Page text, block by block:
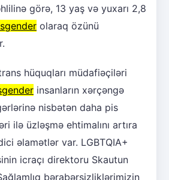
görə, 13 yaş və yuxarı 2,8
olaraq özünü
hüquqları müdafiəçiləri
insanların xərçəngə
nisbətən daha pis
ilə üzləşmə ehtimalını artıra
əlamətlər var. LGBTQIA+
icraçı direktoru Skautun
bərabərsizliklərimizin